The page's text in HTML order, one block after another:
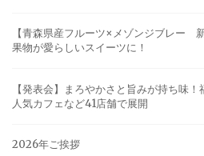
【青森県産フルーツ×メゾンジブレー
果物が愛らしいスイーツに！
【発表会】まろやかさと旨みが持ち味
人気カフェなど41店舗で展開
2026年ご挨拶